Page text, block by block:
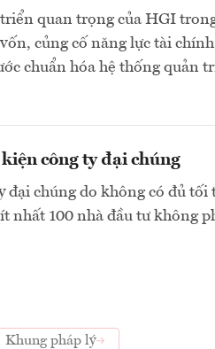
quan trọng của HGI
củng cố năng lực tài
chuẩn hóa hệ thống quản
công ty đại chúng
đại chúng do không có đủ tối
nhất 100 nhà đầu tư không
Khung pháp lý